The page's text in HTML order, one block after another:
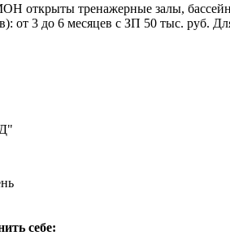
открыты тренажерные залы,
от 3 до 6 месяцев с ЗП 50 тыс. руб.
себе: